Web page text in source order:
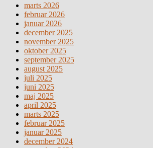
marts 2026
februar 2026
januar 2026
december 2025
november 2025
oktober 2025
september 2025
august 2025
juli 2025
juni 2025
maj 2025
april 2025
marts 2025
februar 2025
januar 2025
december 2024